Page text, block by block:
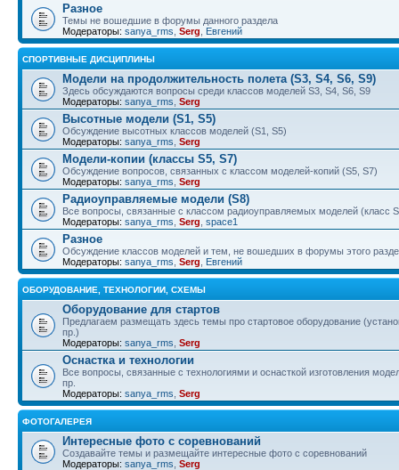
Разное
Темы не вошедшие в форумы данного раздела
Модераторы: sanya_rms Serg Евгений
СПОРТИВНЫЕ ДИСЦИПЛИНЫ
Модели на продолжительность полета (S3, S4, S6, S9)
Здесь обсуждаются вопросы среди классов моделей S3, S4, S6, S9
Модераторы: sanya_rms Serg
Высотные модели (S1, S5)
Обсуждение высотных классов моделей (S1, S5)
Модераторы: sanya_rms Serg
Модели-копии (классы S5, S7)
Обсуждение вопросов, связанных с классом моделей-копий (S5, S7)
Модераторы: sanya_rms Serg
Радиоуправляемые модели (S8)
Все вопросы, связанные с классом радиоуправляемых моделей (класс
Модераторы: sanya_rms Serg space1
Разное
Обсуждение классов моделей и тем, не вошедших в форумы этого
Модераторы: sanya_rms Serg Евгений
ОБОРУДОВАНИЕ, ТЕХНОЛОГИИ, СХЕМЫ
Оборудование для стартов
Предлагаем размещать здесь темы про стартовое оборудование
пр.)
Модераторы: sanya_rms Serg
Оснастка и технологии
Все вопросы, связанные с технологиями и оснасткой изготовления
пр.
Модераторы: sanya_rms Serg
ФОТОГАЛЕРЕЯ
Интересные фото с соревнований
Создавайте темы и размещайте интересные фото с соревнований
Модераторы: sanya_rms Serg